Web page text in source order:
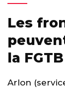
Les
la
Arlon